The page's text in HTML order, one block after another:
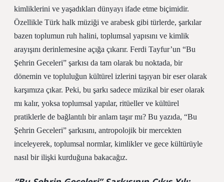
kimliklerini ve yaşadıkları dünyayı ifade etme biçimidir.
Özellikle Türk halk müziği ve arabesk gibi türlerde, şarkılar
bazen toplumun ruh halini, toplumsal yapısını ve kimlik
arayışını derinlemesine açığa çıkarır. Ferdi Tayfur’un “Bu
Şehrin Geceleri” şarkısı da tam olarak bu noktada, bir
dönemin ve topluluğun kültürel izlerini taşıyan bir eser olarak
karşımıza çıkar. Peki, bu şarkı sadece müzikal bir eser olarak
mı kalır, yoksa toplumsal yapılar, ritüeller ve kültürel
pratiklerle de bağlantılı bir anlam taşır mı? Bu yazıda, “Bu
Şehrin Geceleri” şarkısını, antropolojik bir mercekten
inceleyerek, toplumsal normlar, kimlikler ve gece kültürüyle
nasıl bir ilişki kurduğuna bakacağız.